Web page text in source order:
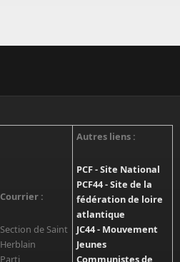
Courrier :
Section de Saint
Herblain
Parti
Autres liens :
PCF - Site National
PCF44 - Site de la
fédération de loire
atlantique
JC44 - Mouvement
Jeunes
Communistes de